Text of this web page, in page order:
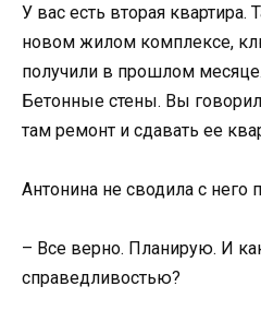
У вас есть вторая квартира.
новом жилом комплексе,
получили в прошлом месяце.
Бетонные стены. Вы
там ремонт и сдавать ее
Антонина не сводила с него
– Все верно. Планирую. И
справедливостью?